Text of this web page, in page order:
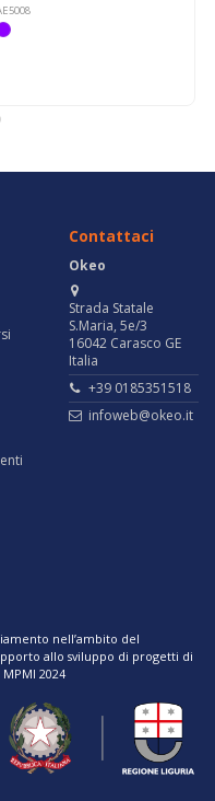
Contattaci
Okeo
Strada Statale
S.Maria, 5e/3
16042 Carasco GE
Italia
+39 0185351518
infoweb@okeo.it
nell’ambito del
allo sviluppo di progetti di
2024